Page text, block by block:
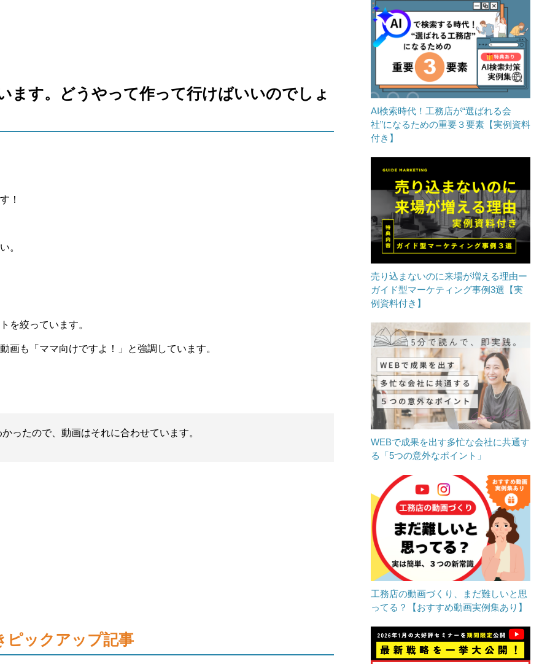
ます。どうやって作って行けばいいのでしょ
！
。
を絞っています。
画も「ママ向けですよ！」と強調しています。
ったので、動画はそれに合わせています。
ピックアップ記事
AI検索時代！工務店が“選ばれる会
社”になるための重要３要素【実例資料
付き】
売り込まないのに来場が増える理由ー
ガイド型マーケティング事例3選【実
例資料付き】
WEBで成果を出す多忙な会社に共通す
る「5つの意外なポイント」
工務店の動画づくり、まだ難しいと思
ってる？【おすすめ動画実例集あり】